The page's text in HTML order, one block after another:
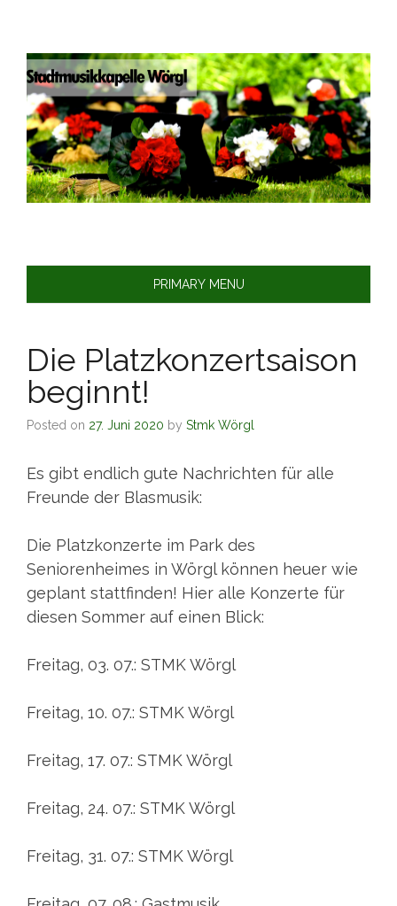
content
PRIMARY MENU
Die Platzkonzertsaison
beginnt!
Posted on 27. Juni 2020 by Stmk Wörgl
Es gibt endlich gute Nachrichten für alle
Freunde der Blasmusik:
Die Platzkonzerte im Park des
Seniorenheimes in Wörgl können heuer wie
geplant stattfinden! Hier alle Konzerte für
diesen Sommer auf einen Blick:
Freitag, 03. 07.: STMK Wörgl
Freitag, 10. 07.: STMK Wörgl
Freitag, 17. 07.: STMK Wörgl
Freitag, 24. 07.: STMK Wörgl
Freitag, 31. 07.: STMK Wörgl